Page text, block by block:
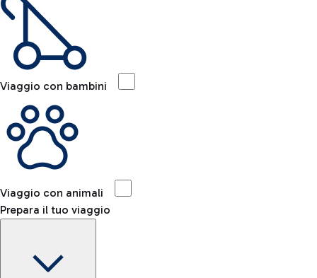
Viaggio con bambini
Viaggio con animali
Prepara il tuo viaggio